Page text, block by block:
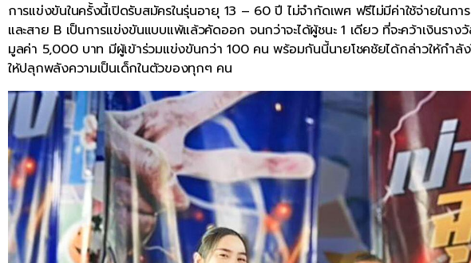
การแข่งขันในครั้งนี้เปิดรับสมัครในรุ่นอายุ 13 – 60 ปี ไม่จำกัดเพศ ฟรีไม่มีค่าใช้จ่ายใน
และสาย B เป็นการแข่งขันแบบแพ้แล้วคัดออก จนกว่าจะได้ผู้ชนะ 1 เดียว ที่จะคว้าเงินรา
มูลค่า 5,000 บาท มีผู้เข้าร่วมแข่งขันกว่า 100 คน พร้อมกันนี้นายโชคชัยได้กล่าวให้กำลั
ให้ปลุกพลังความเป็นเด็กในตัวของทุกๆ คน